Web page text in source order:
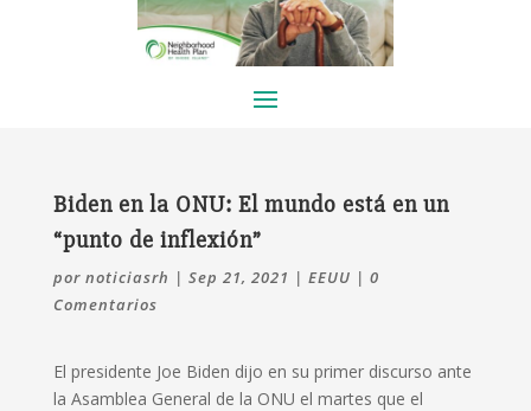
Biden en la ONU: El mundo está en un
“punto de inflexión”
por noticiasrh | Sep 21, 2021 | EEUU | 0
Comentarios
El presidente Joe Biden dijo en su primer discurso ante
la Asamblea General de la ONU el martes que el